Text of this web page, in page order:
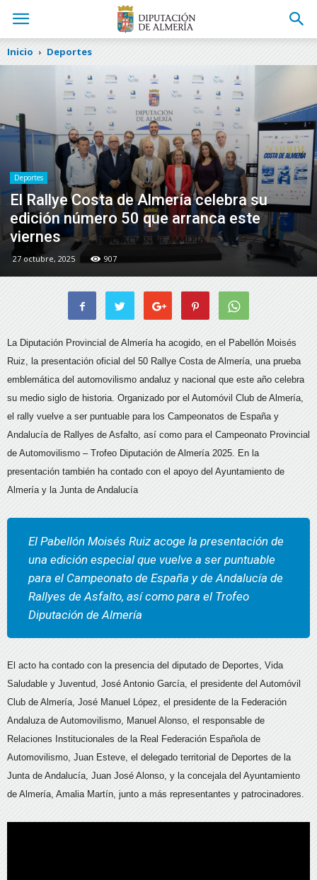
Inicio Deportes
Deportes
El Rallye Costa de Almería celebra su
edición número 50 que arranca este
viernes
27 octubre, 2025 907
La Diputación Provincial de Almería ha acogido, en el Pabellón Moisés
Ruiz, la presentación oficial del 50 Rallye Costa de Almería, una prueba
emblemática del automovilismo andaluz y nacional que este año celebra
su medio siglo de historia. Organizado por el Automóvil Club de Almería,
el rally vuelve a ser puntuable para los Campeonatos de España y
Andalucía de Rallyes de Asfalto, así como para el Campeonato Provincial
de Automovilismo – Trofeo Diputación de Almería 2025. En la
presentación también ha contado con el apoyo del Ayuntamiento de
Almería y la Junta de Andalucía
El Pabellón Moisés Ruiz acoge la presentación de
una edición especial que vuelve a ser puntuable
para el Campeonato de España y de Andalucía de
Rallyes de Asfalto, así como para el Trofeo
Diputación de Almería
El acto ha contado con la presencia del diputado de Deportes, Vida
Saludable y Juventud, José Antonio García, el presidente del Automóvil
Club de Almería, José Manuel López, el presidente de la Federación
Andaluza de Automovilismo, Manuel Alonso, el responsable de
Relaciones Institucionales de la Real Federación Española de
Automovilismo, Juan Esteve, el delegado territorial de Deportes de la
Junta de Andalucía, Juan José Alonso, y la concejala del Ayuntamiento
de Almería, Amalia Martín, junto a más representantes y patrocinadores.